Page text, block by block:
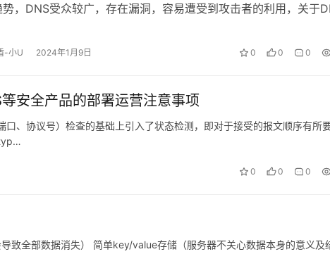
，DNS受众较广，存在漏洞，容易遭受到攻击者的利用，关于
-小U 2024年1月9日 0 0 0
安全产品的部署运营注意事项
、协议号）检查的基础上引入了状态检测，即对于接受的报文顺序有所
0 0 0
致全部数据消失） 简单key/value存储（服务器不关心数据本身的意义及